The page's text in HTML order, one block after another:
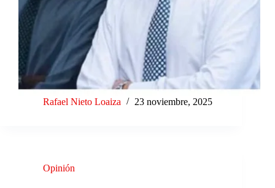
Rafael Nieto Loaiza 23 noviembre, 2025
Opinión